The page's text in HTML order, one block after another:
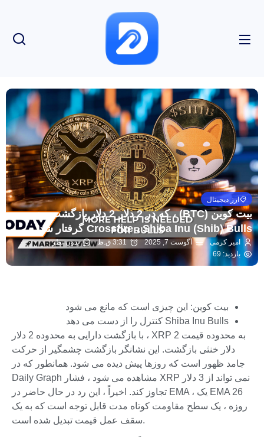
ارز دیجیتال
بیت کوین (BTC) ، که در 2 دلار 2 دلار بازگشت ، در
Crossfire ، Shiba Inu (Shib) Bulls گرفتار شد
امیر کرمی آگوست 7, 2025 3:31 ق.ظ
بدون نظر
بازدید: 69
بیت کوین: این چیزی است که مانع می شود
Shiba Inu Bulls کنترل را از دست می دهد
با بازگشت دارایی به محدوده 2 دلار ، XRP به محدوده قیمت 2
دلار خنثی بازگشت. این نشانگر بازگشت چشمگیر از حرکت
جامد ظهور است که روزها پیش دیده می شود. همانطور که در
Daily Graph مشاهده می شود ، فشار XRP نمی تواند از 3 دلار
تجاوز کند. اخیراً ، این رد در حال حاضر در EMA ، یک EMA 26
روزه ، یک سطح مقاومت کوتاه مدت قابل توجه است که به یک
سقف عمل قیمت تبدیل شده است.